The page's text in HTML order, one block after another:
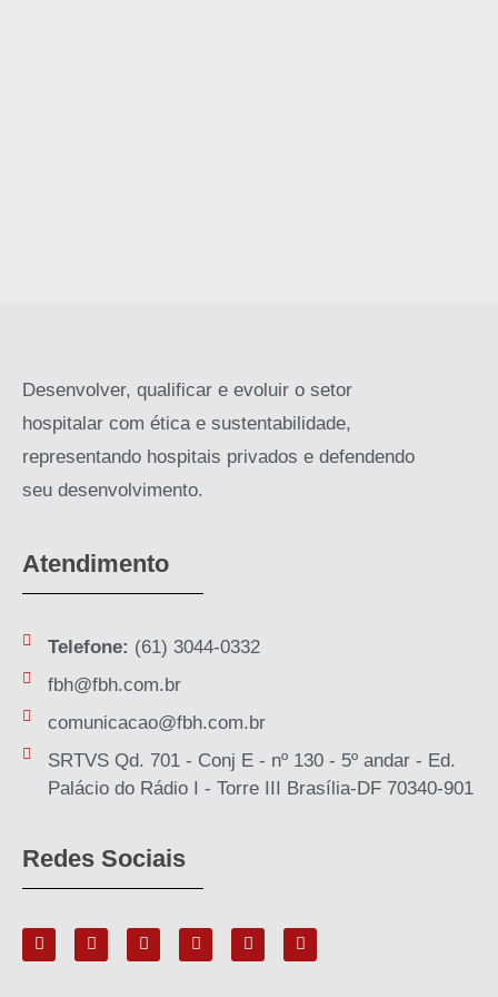
Desenvolver, qualificar e evoluir o setor
hospitalar com ética e sustentabilidade,
representando hospitais privados e defendendo
seu desenvolvimento.
Atendimento
Telefone: (61) 3044-0332
fbh@fbh.com.br
comunicacao@fbh.com.br
SRTVS Qd. 701 - Conj E - nº 130 - 5º andar - Ed.
Palácio do Rádio I - Torre III Brasília-DF 70340-901
Redes Sociais